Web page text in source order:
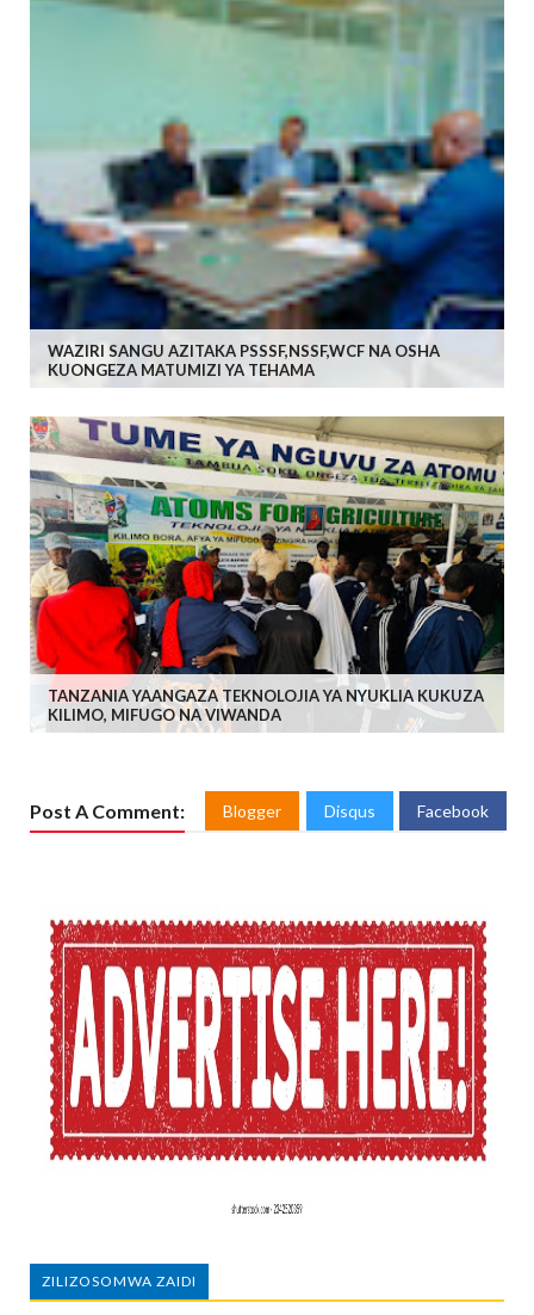
WAZIRI SANGU AZITAKA PSSSF,NSSF,WCF NA OSHA
KUONGEZA MATUMIZI YA TEHAMA
TANZANIA YAANGAZA TEKNOLOJIA YA NYUKLIA KUKUZA
KILIMO, MIFUGO NA VIWANDA
Post A Comment: Blogger Disqus Facebook
ZILIZOSOMWA ZAIDI